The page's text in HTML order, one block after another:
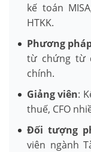
kế toán
HTKK.
Phương
từ chứng từ
chính.
Giảng viên:
thuế, CFO
Đối tượng
viên ngành